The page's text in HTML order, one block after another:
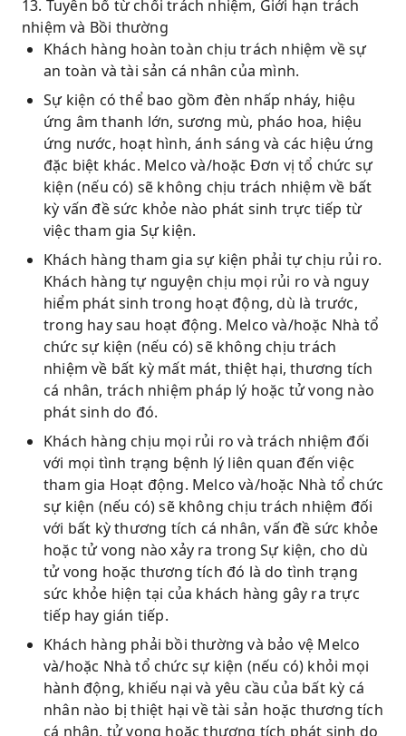
13. Tuyên bố từ chối trách nhiệm, Giới hạn trách
nhiệm và Bồi thường
Khách hàng hoàn toàn chịu trách nhiệm về sự
an toàn và tài sản cá nhân của mình.
Sự kiện có thể bao gồm đèn nhấp nháy, hiệu
ứng âm thanh lớn, sương mù, pháo hoa, hiệu
ứng nước, hoạt hình, ánh sáng và các hiệu ứng
đặc biệt khác. Melco và/hoặc Đơn vị tổ chức sự
kiện (nếu có) sẽ không chịu trách nhiệm về bất
kỳ vấn đề sức khỏe nào phát sinh trực tiếp từ
việc tham gia Sự kiện.
Khách hàng tham gia sự kiện phải tự chịu rủi ro.
Khách hàng tự nguyện chịu mọi rủi ro và nguy
hiểm phát sinh trong hoạt động, dù là trước,
trong hay sau hoạt động. Melco và/hoặc Nhà tổ
chức sự kiện (nếu có) sẽ không chịu trách
nhiệm về bất kỳ mất mát, thiệt hại, thương tích
cá nhân, trách nhiệm pháp lý hoặc tử vong nào
phát sinh do đó.
Khách hàng chịu mọi rủi ro và trách nhiệm đối
với mọi tình trạng bệnh lý liên quan đến việc
tham gia Hoạt động. Melco và/hoặc Nhà tổ chức
sự kiện (nếu có) sẽ không chịu trách nhiệm đối
với bất kỳ thương tích cá nhân, vấn đề sức khỏe
hoặc tử vong nào xảy ra trong Sự kiện, cho dù
tử vong hoặc thương tích đó là do tình trạng
sức khỏe hiện tại của khách hàng gây ra trực
tiếp hay gián tiếp.
Khách hàng phải bồi thường và bảo vệ Melco
và/hoặc Nhà tổ chức sự kiện (nếu có) khỏi mọi
hành động, khiếu nại và yêu cầu của bất kỳ cá
nhân nào bị thiệt hại về tài sản hoặc thương tích
cá nhân, tử vong hoặc thương tích phát sinh do